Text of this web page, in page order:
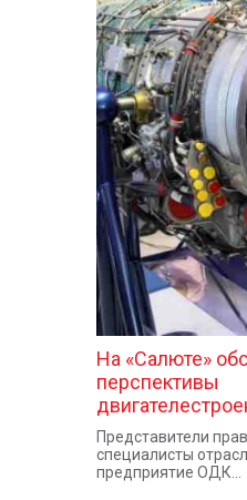
На «Салюте»
перспективы
Представители
специалисты
предприятие ОДК...